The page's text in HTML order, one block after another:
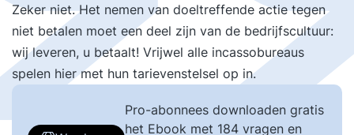
Zeker niet. Het nemen van doeltreffende actie tegen
niet betalen moet een deel zijn van de bedrijfscultuur:
wij leveren, u betaalt! Vrijwel alle incassobureaus
spelen hier met hun tarievenstelsel op in.
Pro-abonnees downloaden gratis
het Ebook met 184 vragen en